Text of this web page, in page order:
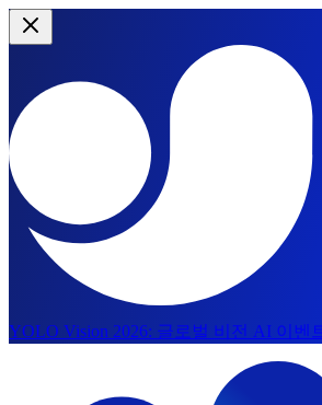
YOLO Vision 2026: 글로벌 비전 AI 이벤